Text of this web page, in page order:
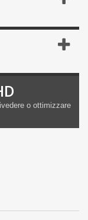
o ottimizzare